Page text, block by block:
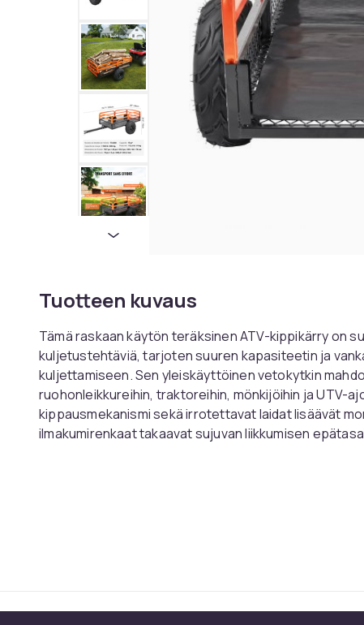
Tuotteen kuvaus
Tämä raskaan käytön teräksinen ATV-kippikärry on
kuljetustehtäviä, tarjoten suuren kapasiteetin ja
kuljettamiseen. Sen yleiskäyttöinen vetokytkin
ruohonleikkureihin, traktoreihin, mönkijöihin ja UTV-
kippausmekanismi sekä irrotettavat laidat lisäävät
ilmakumirenkaat takaavat sujuvan liikkumisen
Väri: Musta + Punainen